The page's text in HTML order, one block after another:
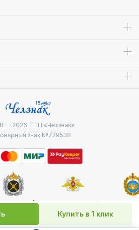
Купить в 1 клик
— 2026 ТПП «Челзнак»
знак №729538
ВС РФ
Военно-морской
флот
десантные